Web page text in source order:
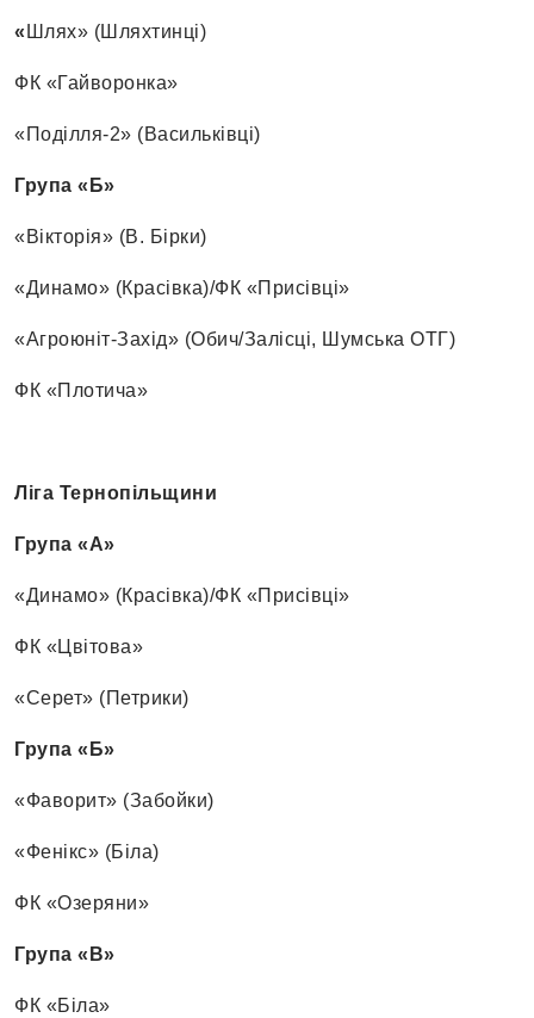
« Шлях» (Шляхтинці)
ФК «Гайворонка»
«Поділля-2» (Васильківці)
Група «Б»
«Вікторія» (В. Бірки)
«Динамо» (Красівка)/ФК «Присівці»
«Агроюніт-Захід» (Обич/Залісці, Шумська ОТГ)
ФК «Плотича»
Ліга Тернопільщини
Група «А»
«Динамо» (Красівка)/ФК «Присівці»
ФК «Цвітова»
«Серет» (Петрики)
Група «Б»
«Фаворит» (Забойки)
«Фенікс» (Біла)
ФК «Озеряни»
Група «В»
ФК «Біла»